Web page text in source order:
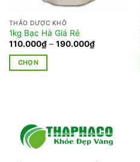
THẢO DƯỢC KHÔ
1kg Bạc Hà Giá Rẻ
110.000₫ – 190.000₫Khoảng
giá:
CHỌN
nhiều
biến